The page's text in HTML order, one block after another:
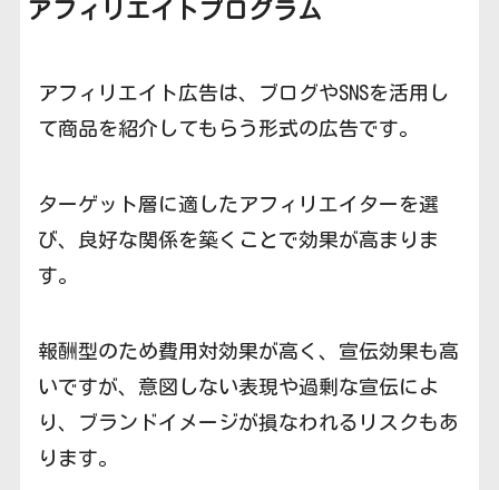
アフィリエイトプログラム
アフィリエイト広告は、ブログやSNSを活用し
て商品を紹介してもらう形式の広告です。
ターゲット層に適したアフィリエイターを選
び、良好な関係を築くことで効果が高まりま
す。
報酬型のため費用対効果が高く、宣伝効果も高
いですが、意図しない表現や過剰な宣伝によ
り、ブランドイメージが損なわれるリスクもあ
ります。